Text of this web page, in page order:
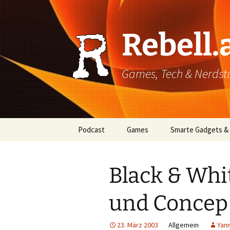
Games, Tech &
Podcast Games
Xbox
PlayStation
Mobile
Smarte Gadgets &
Black &
und Concep
23. März 2003 Allgemein